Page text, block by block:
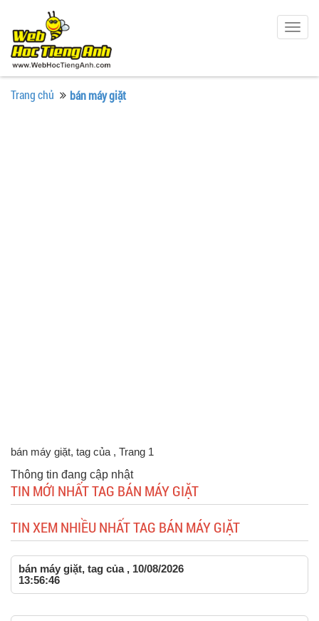
Trang chủ bán máy giặt
bán máy giặt, tag của , Trang 1
Thông tin đang cập nhật
TIN MỚI NHẤT TAG BÁN MÁY GIẶT
TIN XEM NHIỀU NHẤT TAG BÁN MÁY GIẶT
bán máy giặt, tag của , 10/08/2026
13:56:46